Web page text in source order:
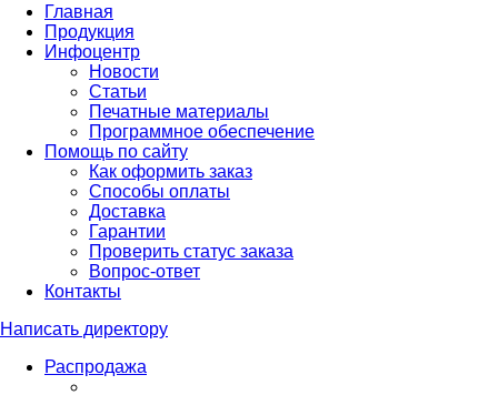
Главная
Продукция
Инфоцентр
Новости
Статьи
Печатные материалы
Программное обеспечение
Помощь по сайту
Как оформить заказ
Способы оплаты
Доставка
Гарантии
Проверить статус заказа
Вопрос-ответ
Контакты
Написать директору
Распродажа